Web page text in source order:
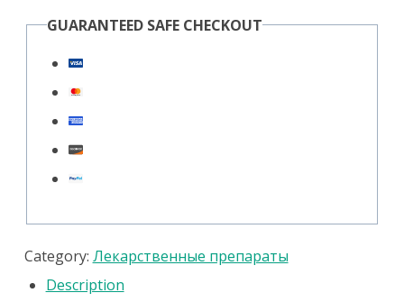
собак
таблетки
мг
10
GUARANTEED SAFE CHECKOUT
Category: Лекарственные препараты
Description